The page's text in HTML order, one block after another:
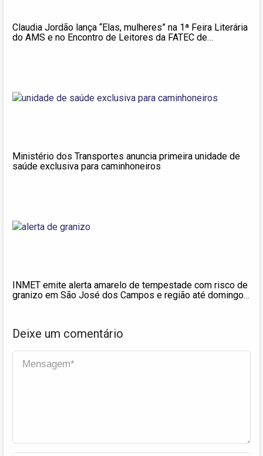
Claudia Jordão lança “Elas, mulheres” na 1ª Feira Literária
do AMS e no Encontro de Leitores da FATEC de
Ministério dos Transportes anuncia primeira unidade de
saúde exclusiva para caminhoneiros
INMET emite alerta amarelo de tempestade com risco de
granizo em São José dos Campos e região até domingo
Deixe um comentário